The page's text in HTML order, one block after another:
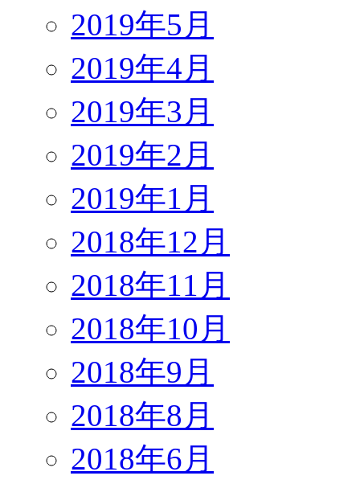
2019年5月
2019年4月
2019年3月
2019年2月
2019年1月
2018年12月
2018年11月
2018年10月
2018年9月
2018年8月
2018年6月